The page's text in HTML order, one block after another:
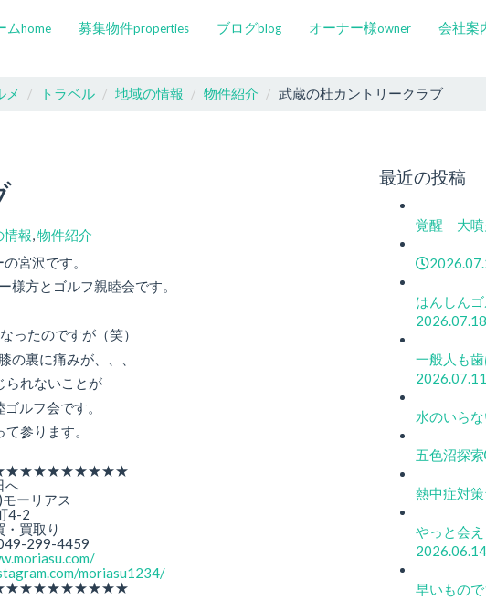
ムhome 募集物件properties ブログblog オーナー様owner 会社案
メ トラベル 地域の情報 物件紹介 武蔵の杜カントリークラブ
情報,物件紹介
宮沢です。
様方とゴルフ親睦会です。
ったのですが（笑）
の裏に痛みが、、、
られないことが
ルフ会です。
参ります。
へ
ーリアス
4-2
買取り
299-4459
moriasu1234/
最近の投稿
覚醒 大
はんしん
2026.07.18
一般人も
2026.07.11
水のいら
五色沼探索
熱中症対
やっと会
2026.06.14
早いもの